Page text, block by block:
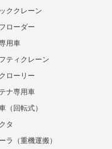
ククレーン
ローダー
用車
ティクレーン
ローリー
ナ専用車
（回転式）
タ
ラ（重機運搬）